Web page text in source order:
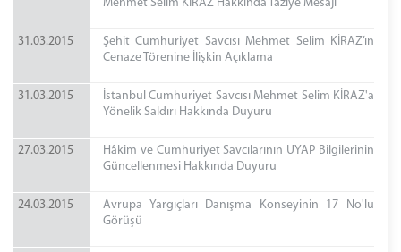
Mehmet Selim KİRAZ Hakkında Taziye Mesajı
31.03.2015
Şehit Cumhuriyet Savcısı Mehmet Selim KİRAZ’ın
Cenaze Törenine İlişkin Açıklama
31.03.2015
İstanbul Cumhuriyet Savcısı Mehmet Selim KİRAZ'a
Yönelik Saldırı Hakkında Duyuru
27.03.2015
Hâkim ve Cumhuriyet Savcılarının UYAP Bilgilerinin
Güncellenmesi Hakkında Duyuru
24.03.2015
Avrupa Yargıçları Danışma Konseyinin 17 No'lu
Görüşü